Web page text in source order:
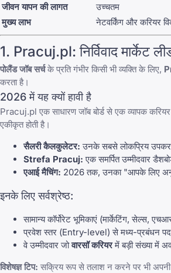
जीवन यापन की लागत
उच्चतम
मुख्य लाभ
नेटवर्किंग और करियर
1. Pracuj.pl: निर्विवाद मार्केट
पोलैंड जॉब सर्चके प्रति गंभीर किसी भी व्यक्ति के लिए,
करता है।
2026 में यह क्यों हावी है
Pracuj.pl एक साधारण जॉब बोर्ड से एक व्यापक
एकीकृत होती है।
सैलरी कैलकुलेटर: उनके सबसे लोकप्रिय
Strefa Pracuj: एक समर्पित उम्मीदवार
एआई मैचिंग: 2026 तक, उनका "आपके लिए
इनके लिए सर्वश्रेष्ठ:
सामान्य कॉर्पोरेट भूमिकाएं (मार्केटिंग, सेल्स,
प्रवेश स्तर (Entry-level) से मध्य-प्रबंधन
वे उम्मीदवार जोवारसॉ करियरमें बड़ी संख्या में
विशेषज्ञ टिप: सक्रिय रूप से तलाश न करने पर भी अपनी